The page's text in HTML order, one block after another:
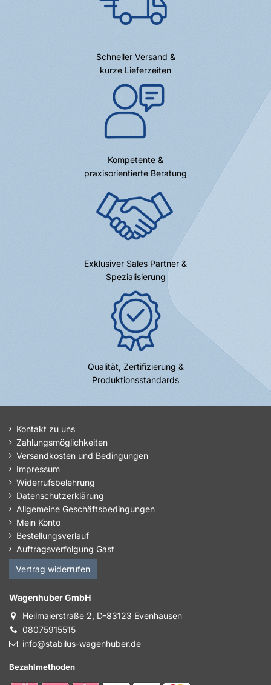
Schneller Versand &
kurze Lieferzeiten
Kompetente &
praxisorientierte Beratung
Exklusiver Sales Partner &
Spezialisierung
Qualität, Zertifizierung &
Produktionsstandards
Kontakt zu uns
Zahlungsmöglichkeiten
Versandkosten und Bedingungen
Impressum
Widerrufsbelehrung
Datenschutzerklärung
Allgemeine Geschäftsbedingungen
Mein Konto
Bestellungsverlauf
Auftragsverfolgung Gast
Vertrag widerrufen
Wagenhuber GmbH
Heilmaierstraße 2, D-83123 Evenhausen
08075915515
info@stabilus-wagenhuber.de
Bezahlmethoden